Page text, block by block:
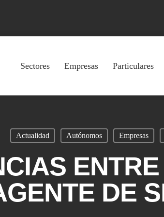
Sectores Empresas Particulares
Actualidad Autónomos Empresas
DE